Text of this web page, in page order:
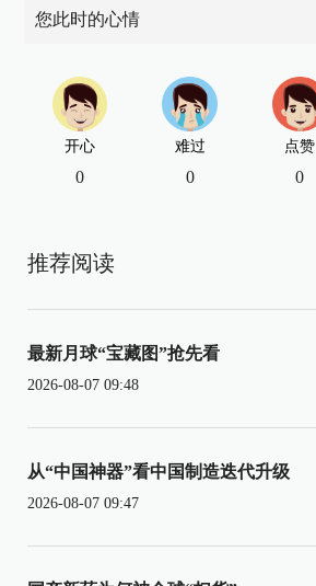
您此时的心情
开心
0
难过
0
点赞
0
推荐阅读
最新月球“宝藏图”抢先看
2026-08-07 09:48
从“中国神器”看中国制造迭代升级
2026-08-07 09:47